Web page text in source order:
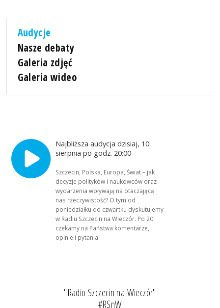
Audycje
Nasze debaty
Galeria zdjęć
Galeria wideo
Najbliższa audycja dzisiaj, 10
sierpnia po godz. 20:00
Szczecin, Polska, Europa, Świat – jak
decyzje polityków i naukowców oraz
wydarzenia wpływają na otaczającą
nas rzeczywistość? O tym od
poniedziałku do czwartku dyskutujemy
w Radiu Szczecin na Wieczór. Po 20
czekamy na Państwa komentarze,
opinie i pytania.
"Radio Szczecin na Wieczór"
#RSnW